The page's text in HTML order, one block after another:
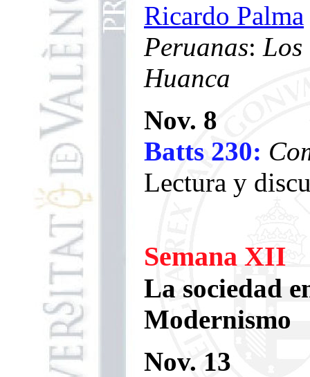
Ricardo Palma
Peruanas: Los
Huanca
Nov. 8
Batts 230:
Lectura y
Semana XII
La sociedad
Modernismo
Nov. 13